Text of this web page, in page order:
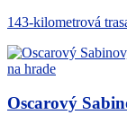
143-kilometrová
Oscarový